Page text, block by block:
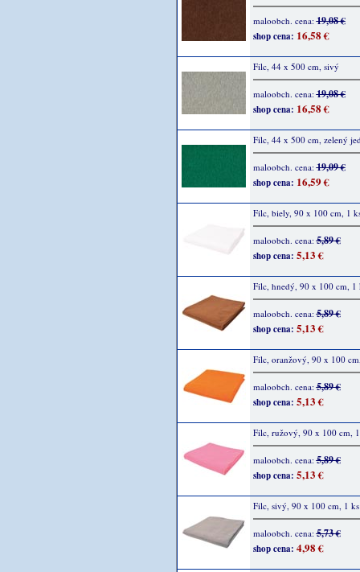
maloobch. cena:19,08 €
shop cena: 16,58 €
Filc, 44 x 500 cm, sivý
maloobch. cena:19,08 €
shop cena: 16,58 €
Filc, 44 x 500 cm, zelený
maloobch. cena:19,09 €
shop cena: 16,59 €
Filc, biely, 90 x 100 cm, 1
maloobch. cena:5,89 €
shop cena: 5,13 €
Filc, hnedý, 90 x 100 cm, 1
maloobch. cena:5,89 €
shop cena: 5,13 €
Filc, oranžový, 90 x 100
maloobch. cena:5,89 €
shop cena: 5,13 €
Filc, ružový, 90 x 100 cm,
maloobch. cena:5,89 €
shop cena: 5,13 €
Filc, sivý, 90 x 100 cm, 1 ks
maloobch. cena:5,73 €
shop cena: 4,98 €